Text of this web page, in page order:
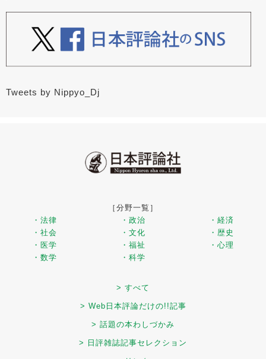
Tweets by Nippyo_Dj
［分野一覧］
・法律
・政治
・経済
・社会
・文化
・歴史
・医学
・福祉
・心理
・数学
・科学
> すべて
> Web日本評論だけの!!記事
> 話題の本わしづかみ
> 日評雑誌記事セレクション